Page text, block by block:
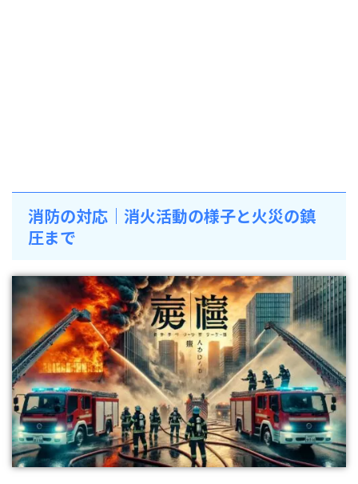
消防の対応｜消火活動の様子と火災の鎮
圧まで